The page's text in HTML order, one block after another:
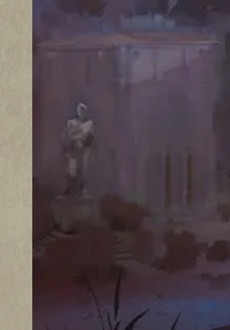
으
로
간
주
데